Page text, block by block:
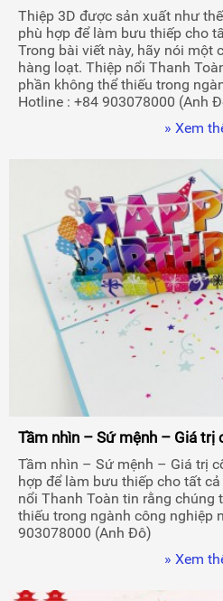
Thiệp 3D được sản xuất như
phù hợp để làm bưu thiếp cho
Trong bài viết này, hãy nói một
hàng loạt. Thiệp nổi Thanh
phần không thể thiếu trong
Hotline : +84 903078000 (Anh
» Xem
Tầm nhìn – Sứ mệnh – Giá trị
Tầm nhìn – Sứ mệnh – Giá trị
hợp để làm bưu thiếp cho tất
nổi Thanh Toàn tin rằng chúng
thiếu trong ngành công nghiệp
903078000 (Anh Đô)
» Xem